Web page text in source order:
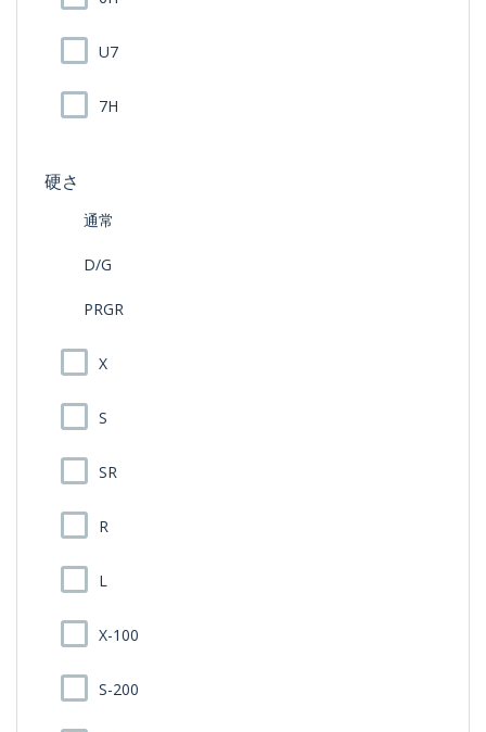
U7
7H
硬さ
通常
D/G
PRGR
X
S
SR
R
L
X-100
S-200